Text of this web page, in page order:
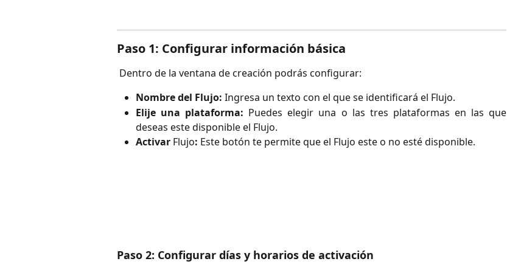
Paso 1: Configurar información básica
Dentro de la ventana de creación podrás configurar:
Nombre del Flujo: Ingresa un texto con el que se identificará el Flujo.
Elije una plataforma: Puedes elegir una o las tres plataformas en las que
deseas este disponible el Flujo.
Activar Flujo: Este botón te permite que el Flujo este o no esté disponible.
Paso 2: Configurar días y horarios de activación